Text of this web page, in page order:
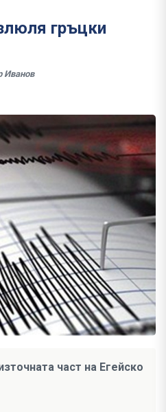
гръцки
Иванов
част на Егейско